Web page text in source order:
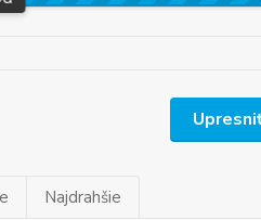
Najdrahšie